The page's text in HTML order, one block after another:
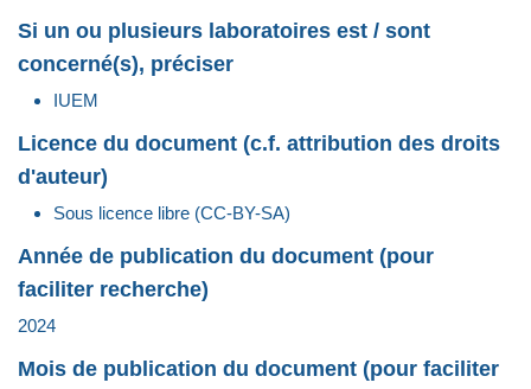
Si un ou plusieurs laboratoires est / sont
concerné(s), préciser
IUEM
Licence du document (c.f. attribution des droits
d'auteur)
Sous licence libre (CC-BY-SA)
Année de publication du document (pour
faciliter recherche)
2024
Mois de publication du document (pour faciliter